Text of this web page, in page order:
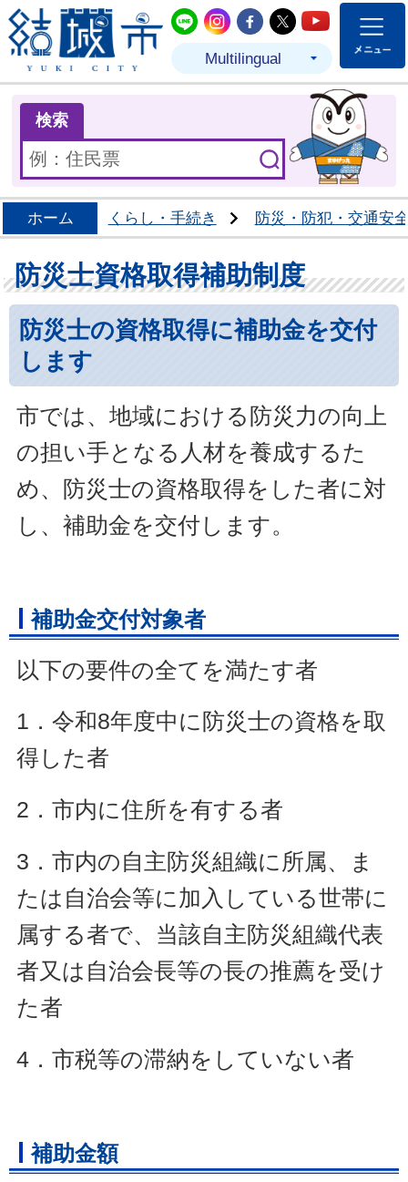
結城市公式LINE
結城市公式Instagram
結城市公式
結城市公式
結城市
Multilingual
検索
ホーム くらし・手続き 防災・防犯・交通安
防災士資格取得補助制度
防災士の資格取得に補助金を交付
します
市では、地域における防災力の向上
の担い手となる人材を養成するた
め、防災士の資格取得をした者に対
し、補助金を交付します。
補助金交付対象者
以下の要件の全てを満たす者
1．令和8年度中に防災士の資格を取
得した者
2．市内に住所を有する者
3．市内の自主防災組織に所属、ま
たは自治会等に加入している世帯に
属する者で、当該自主防災組織代表
者又は自治会長等の長の推薦を受け
た者
4．市税等の滞納をしていない者
補助金額